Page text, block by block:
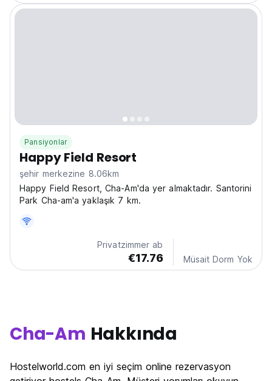
Pansiyonlar
Happy Field Resort
şehir merkezine 8.06km
Happy Field Resort, Cha-Am'da yer almaktadır. Santorini
Park Cha-am'a yaklaşık 7 km.
Privatzimmer ab
€17.76 Müsait Dorm Yok
Cha-Am Hakkında
Hostelworld.com en iyi seçim online rezervasyon